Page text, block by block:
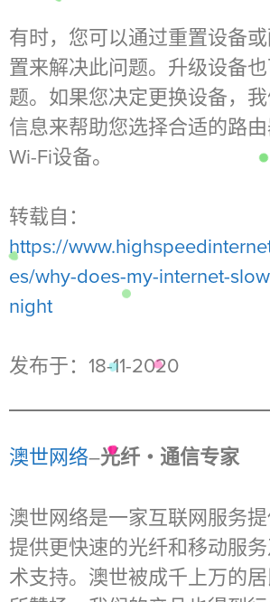
有时，您可以通过重置设备
置来解决此问题。升级设备
题。如果您决定更换设备，
信息来帮助您选择合适的路
Wi-Fi设备。
转载自：
https://
es/why-does-my-internet-
night
发布于：18-11-2020
澳世网络–光纤・通信专家
澳世网络是一家互联网服务
提供更快速的光纤和移动服
术支持。澳世被成千上万的